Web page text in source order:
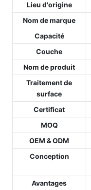
Lieu d'origine
Nom de marque
Capacité
Couche
Nom de produit
Traitement de
surface
Certificat
MOQ
OEM & ODM
Conception
Avantages